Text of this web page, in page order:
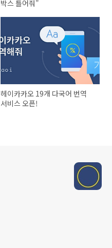
박스 틀어줘"
헤이카카오 19개 다국어 번역
서비스 오픈!